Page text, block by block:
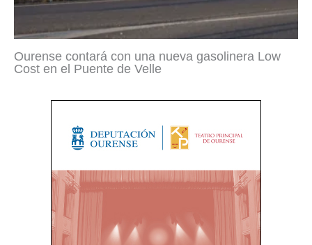
Ourense contará con una nueva gasolinera Low
Cost en el Puente de Velle